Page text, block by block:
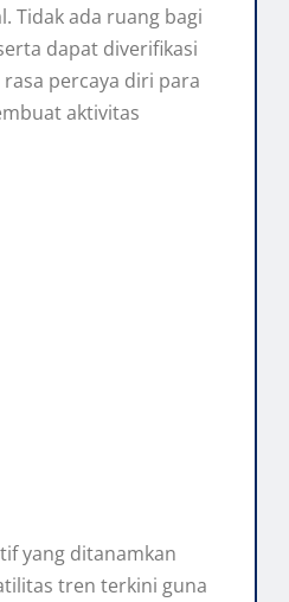
Tidak ada ruang bagi
dapat diverifikasi
percaya diri para
aktivitas
yang ditanamkan
tren terkini guna